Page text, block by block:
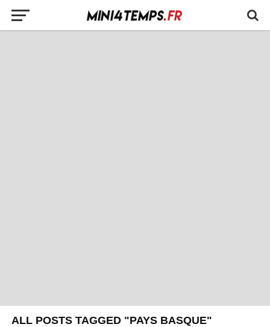
ALL POSTS TAGGED "PAYS BASQUE"